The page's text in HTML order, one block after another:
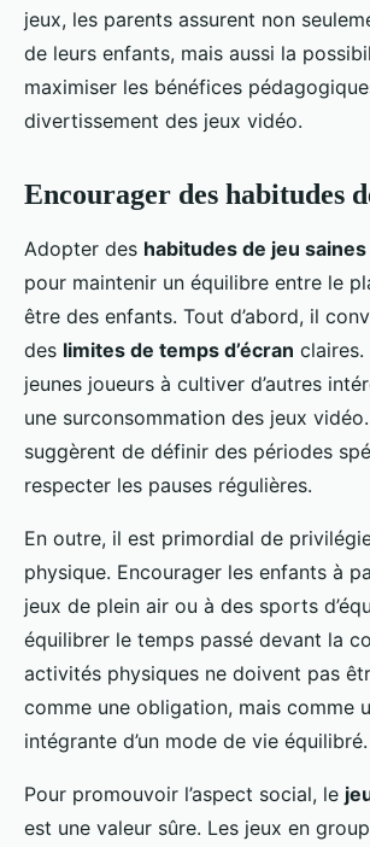
jeux, les parents assurent non
de leurs enfants, mais aussi la
maximiser les bénéfices
divertissement des jeux vidéo.
Encourager des habitudes
Adopter des habitudes de jeu saines
pour maintenir un équilibre entre le
être des enfants. Tout d’abord, il
des limites de temps d’écran claires.
jeunes joueurs à cultiver d’autres
une surconsommation des jeux
suggèrent de définir des périodes
respecter les pauses régulières.
En outre, il est primordial de
physique. Encourager les enfants à
jeux de plein air ou à des sports
équilibrer le temps passé devant la
activités physiques ne doivent pas
comme une obligation, mais comme
intégrante d’un mode de vie équilibré.
Pour promouvoir l’aspect social, le
est une valeur sûre. Les jeux en